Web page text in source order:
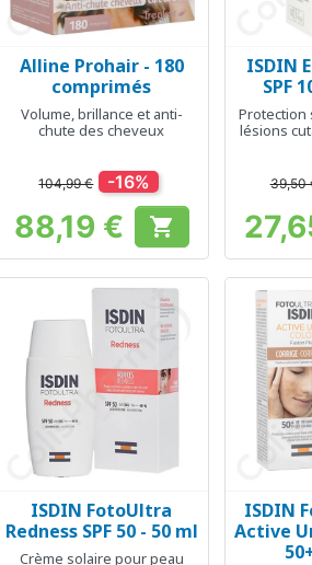
Aperçu rapide
Alline Prohair - 180
comprimés
Volume, brillance et anti-
chute des cheveux
104,99 € -16%
Prix
88,19 € 

ISDIN
SPF
Protection
lésions
39,50
Aperçu rapide
ISDIN FotoUltra
Redness SPF 50 - 50 ml
Crème solaire pour peau

ISDIN
Active